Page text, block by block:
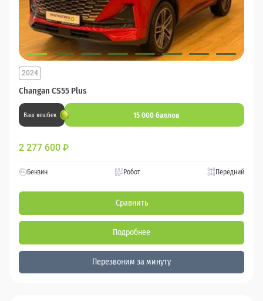
Changan CS55 Plus
2024
Ваш кешбек 15 000 баллов
2 277 600 ₽
Бензин Робот Передний
Сравнить
Подробнее
Перезвоним за минуту